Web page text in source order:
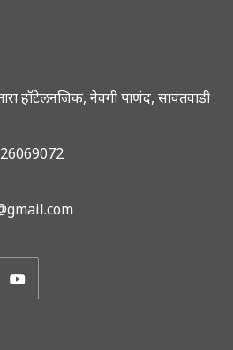
हॉटेलनजिक, नेवगी पाणंद, सावंतवाडी